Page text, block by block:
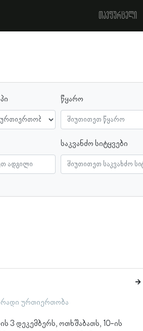
თავფურცელი
წყარო
საკვანძო სიტყვები
ურთიერთობა
3 დეკემბერს, ოთხშაბათს, 10-ის